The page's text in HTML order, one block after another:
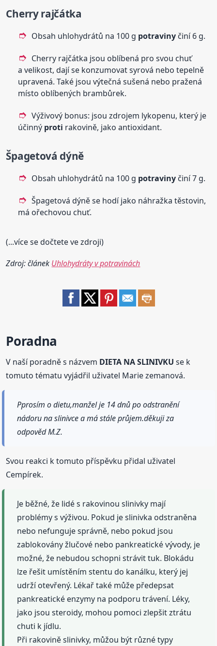
Cherry rajčátka
Obsah uhlohydrátů na 100 g potraviny činí 6 g.
Cherry rajčátka jsou oblíbená pro svou chuť
a velikost, dají se konzumovat syrová nebo tepelně
upravená. Také jsou výtečná sušená nebo pražená
místo oblíbených brambůrek.
Výživový bonus: jsou zdrojem lykopenu, který je
účinný proti rakovině, jako antioxidant.
Špagetová dýně
Obsah uhlohydrátů na 100 g potraviny činí 7 g.
Špagetová dýně se hodí jako náhražka těstovin,
má ořechovou chuť.
(...více se dočtete ve zdroji)
Zdroj: článek Uhlohydráty v potravinách
Poradna
V naší poradně s názvem DIETA NA SLINIVKU se k
tomuto tématu vyjádřil uživatel Marie zemanová.
Pprosím o dietu,manžel je 14 dnů po odstranění
nádoru na slinivce a má stále průjem.děkuji za
odpověd M.Z.
Svou reakci k tomuto příspěvku přidal uživatel
Cempírek.
Je běžné, že lidé s rakovinou slinivky mají
problémy s výživou. Pokud je slinivka odstraněna
nebo nefunguje správně, nebo pokud jsou
zablokovány žlučové nebo pankreatické vývody, je
možné, že nebudou schopni strávit tuk. Blokádu
lze řešit umístěním stentu do kanálku, který jej
udrží otevřený. Lékař také může předepsat
pankreatické enzymy na podporu trávení. Léky,
jako jsou steroidy, mohou pomoci zlepšit ztrátu
chuti k jídlu.
Při rakovině slinivky, můžou být různé typy